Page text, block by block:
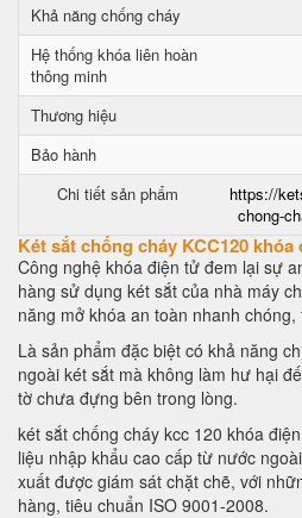
Khả năng chống cháy
Hệ thống khóa liên hoàn
thông minh
Thương hiệu
Bảo hành
Chi tiết sản phẩm
https://
chong-
Két sắt chống cháy KCC120
Công nghệ khóa điện tử đem lại sự
hàng sử dụng két sắt của nhà máy
năng mở khóa an toàn nhanh chóng,
Là sản phẩm đặc biệt có khả năng
ngoài két sắt mà không làm hư hại
tờ chưa đựng bên trong lòng.
két sắt chống cháy kcc 120 khóa
liệu nhập khẩu cao cấp từ nước
xuất được giám sát chặt chẽ, với
hàng, tiêu chuẩn ISO 9001-2008.